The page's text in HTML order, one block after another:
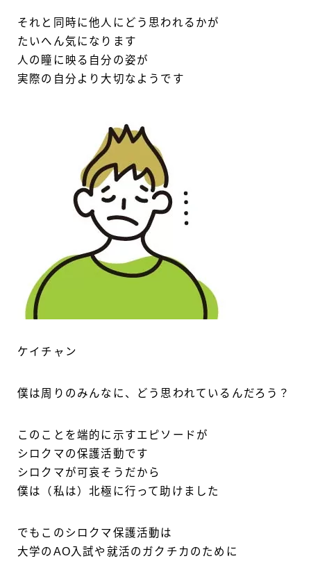
それと同時に他人にどう思われるかが
たいへん気になります
人の瞳に映る自分の姿が
実際の自分より大切なようです
ケイチャン
僕は周りのみんなに、どう思われているんだろう？
このことを端的に示すエピソードが
シロクマの保護活動です
シロクマが可哀そうだから
僕は（私は）北極に行って助けました
でもこのシロクマ保護活動は
大学のAO入試や就活のガクチカのために